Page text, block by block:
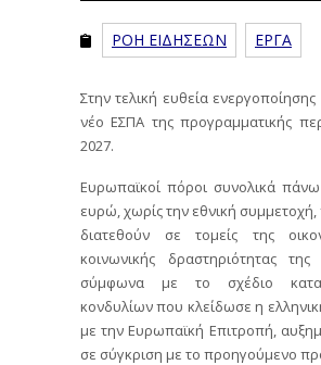
ΡΟΗ ΕΙΔΗΣΕΩΝ ΕΡΓΑ
Στην τελική ευθεία ενεργοποίησης
νέο ΕΣΠΑ της προγραμματικής
2027.
Ευρωπαϊκοί πόροι συνολικά
ευρώ, χωρίς την εθνική συμμετοχή,
διατεθούν σε τομείς της
κοινωνικής δραστηριότητας
σύμφωνα με το σχέδιο
κονδυλίων που κλείδωσε η
με την Ευρωπαϊκή Επιτροπή,
σε σύγκριση με το προηγούμενο